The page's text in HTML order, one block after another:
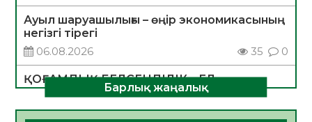
Ауыл шаруашылығы – өңір экономикасының
негізгі тірегі
06.08.2026
35 0
ҚОҒАМДЫҚ БЕЛСЕНДІЛІК – ЕЛ
ДАМУЫНЫҢ НЕГІЗІ
06.08.2026
32 0
Барлық жаңалық